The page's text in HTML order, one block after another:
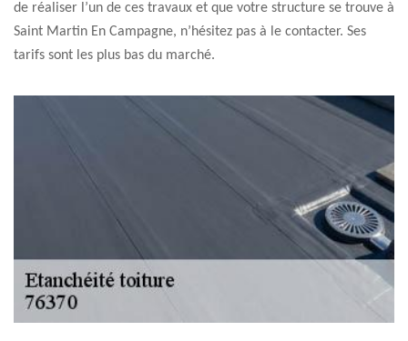
de réaliser l’un de ces travaux et que votre structure se trouve à
Saint Martin En Campagne, n’hésitez pas à le contacter. Ses
tarifs sont les plus bas du marché.